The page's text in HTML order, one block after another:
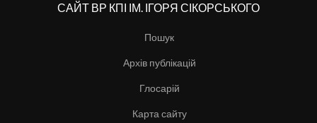
САЙТ ВР КПІ ІМ. ІГОРЯ СІКОРСЬКОГО
Пошук
Архів публікацій
Глосарій
Карта сайту